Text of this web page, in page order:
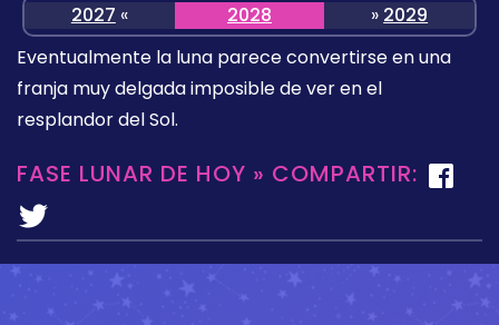
2027 « 2028 » 2029
Eventualmente la luna parece convertirse en una
franja muy delgada imposible de ver en el
resplandor del Sol.
FASE LUNAR DE HOY » COMPARTIR: